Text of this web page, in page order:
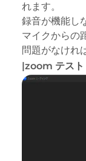
れます。
録音が機能し
マイクからの
問題がなけれ
|zoom テス